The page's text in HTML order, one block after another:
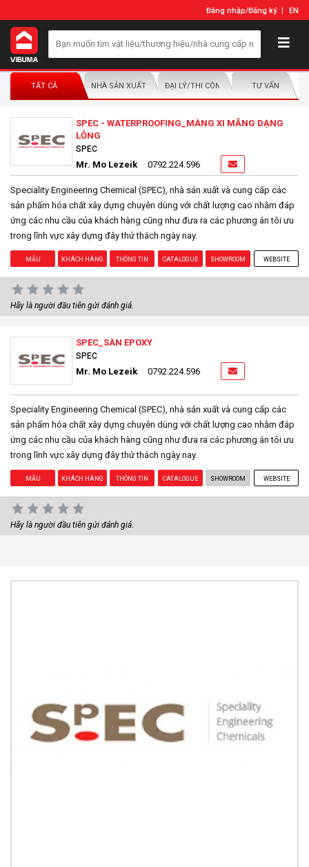
Đăng nhập/Đăng ký EN
TẤT CẢ NHÀ SẢN XUẤT/NHÀ PHÂN PHỐIĐẠI LÝ/THI CÔNG LẮP ĐẶTTƯ VẤN
SPEC - WATERPROOFING_MÀNG XI MĂNG DẠNG
LỎNG
SPEC
Mr. Mo Lezeik 0792.224.596
Speciality Engineering Chemical (SPEC), nhà sản xuất và cung cấp các
sản phấm hóa chất xây dựng chuyên dùng với chất lượng cao nhằm đáp
ứng các nhu cầu của khách hàng cũng như đưa ra các phương án tôi ưu
trong lĩnh vực xây dựng đây thử thách ngày nay.
MẪU KHÁCH HÀNG THÔNG TIN CATALOGUE SHOWROOM WEBSITE
Hãy là người đầu tiên gửi đánh giá.
SPEC_SÀN EPOXY
SPEC
Mr. Mo Lezeik 0792.224.596
Speciality Engineering Chemical (SPEC), nhà sản xuất và cung cấp các
sản phấm hóa chất xây dựng chuyên dùng với chất lượng cao nhằm đáp
ứng các nhu cầu của khách hàng cũng như đưa ra các phương án tôi ưu
trong lĩnh vực xây dựng đây thử thách ngày nay.
MẪU KHÁCH HÀNG THÔNG TIN CATALOGUE SHOWROOM WEBSITE
Hãy là người đầu tiên gửi đánh giá.